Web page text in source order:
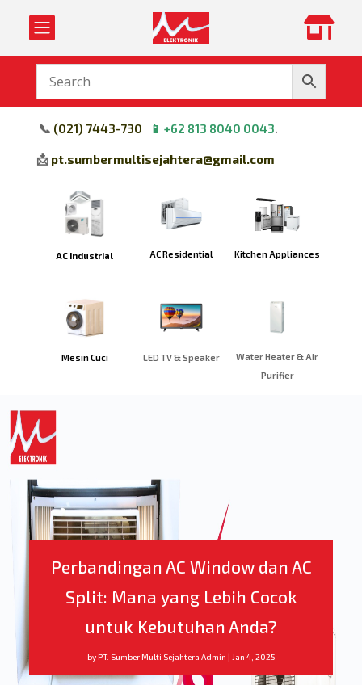
 
📞 (021) 7443-730 📱 +62 813 8040 0043.
📩 pt.sumbermultisejahtera@gmail.com
AC Industrial AC Residential Kitchen Appliances
Mesin Cuci LED TV & Speaker
Water Heater & Air
Purifier
Perbandingan AC Window dan AC
Split: Mana yang Lebih Cocok
untuk Kebutuhan Anda?
byPT. Sumber Multi Sejahtera Admin | Jan 4, 2025